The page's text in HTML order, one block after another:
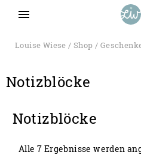
menu
Louise Wiese / Shop /
Notizblöcke
Notizblöcke
Alle 7 Ergebnisse werden